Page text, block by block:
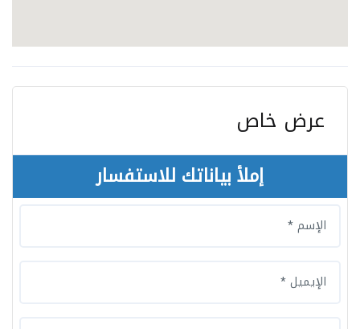
عرض خاص
إملأ بياناتك للاستفسار